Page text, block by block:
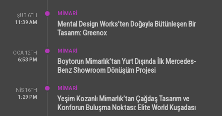
ŞUB 6TH
11:39 AM
MİMARİ
Mental Design Works’ten Doğayla Bütünleşen Bir
Tasarım: Greenox
OCA 12TH
6:53 PM
MİMARİ
Boytorun Mimarlık’tan Yurt Dışında İlk Mercedes-
Benz Showroom Dönüşüm Projesi
NIS 16TH
1:29 PM
MİMARİ
Yeşim Kozanlı Mimarlık’tan Çağdaş Tasarım ve
Konforun Buluşma Noktası: Elite World Kuşadası